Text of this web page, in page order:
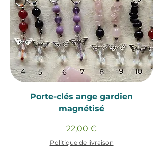
Porte-clés ange gardien
magnétisé
Prix
22,00 €
Politique de livraison